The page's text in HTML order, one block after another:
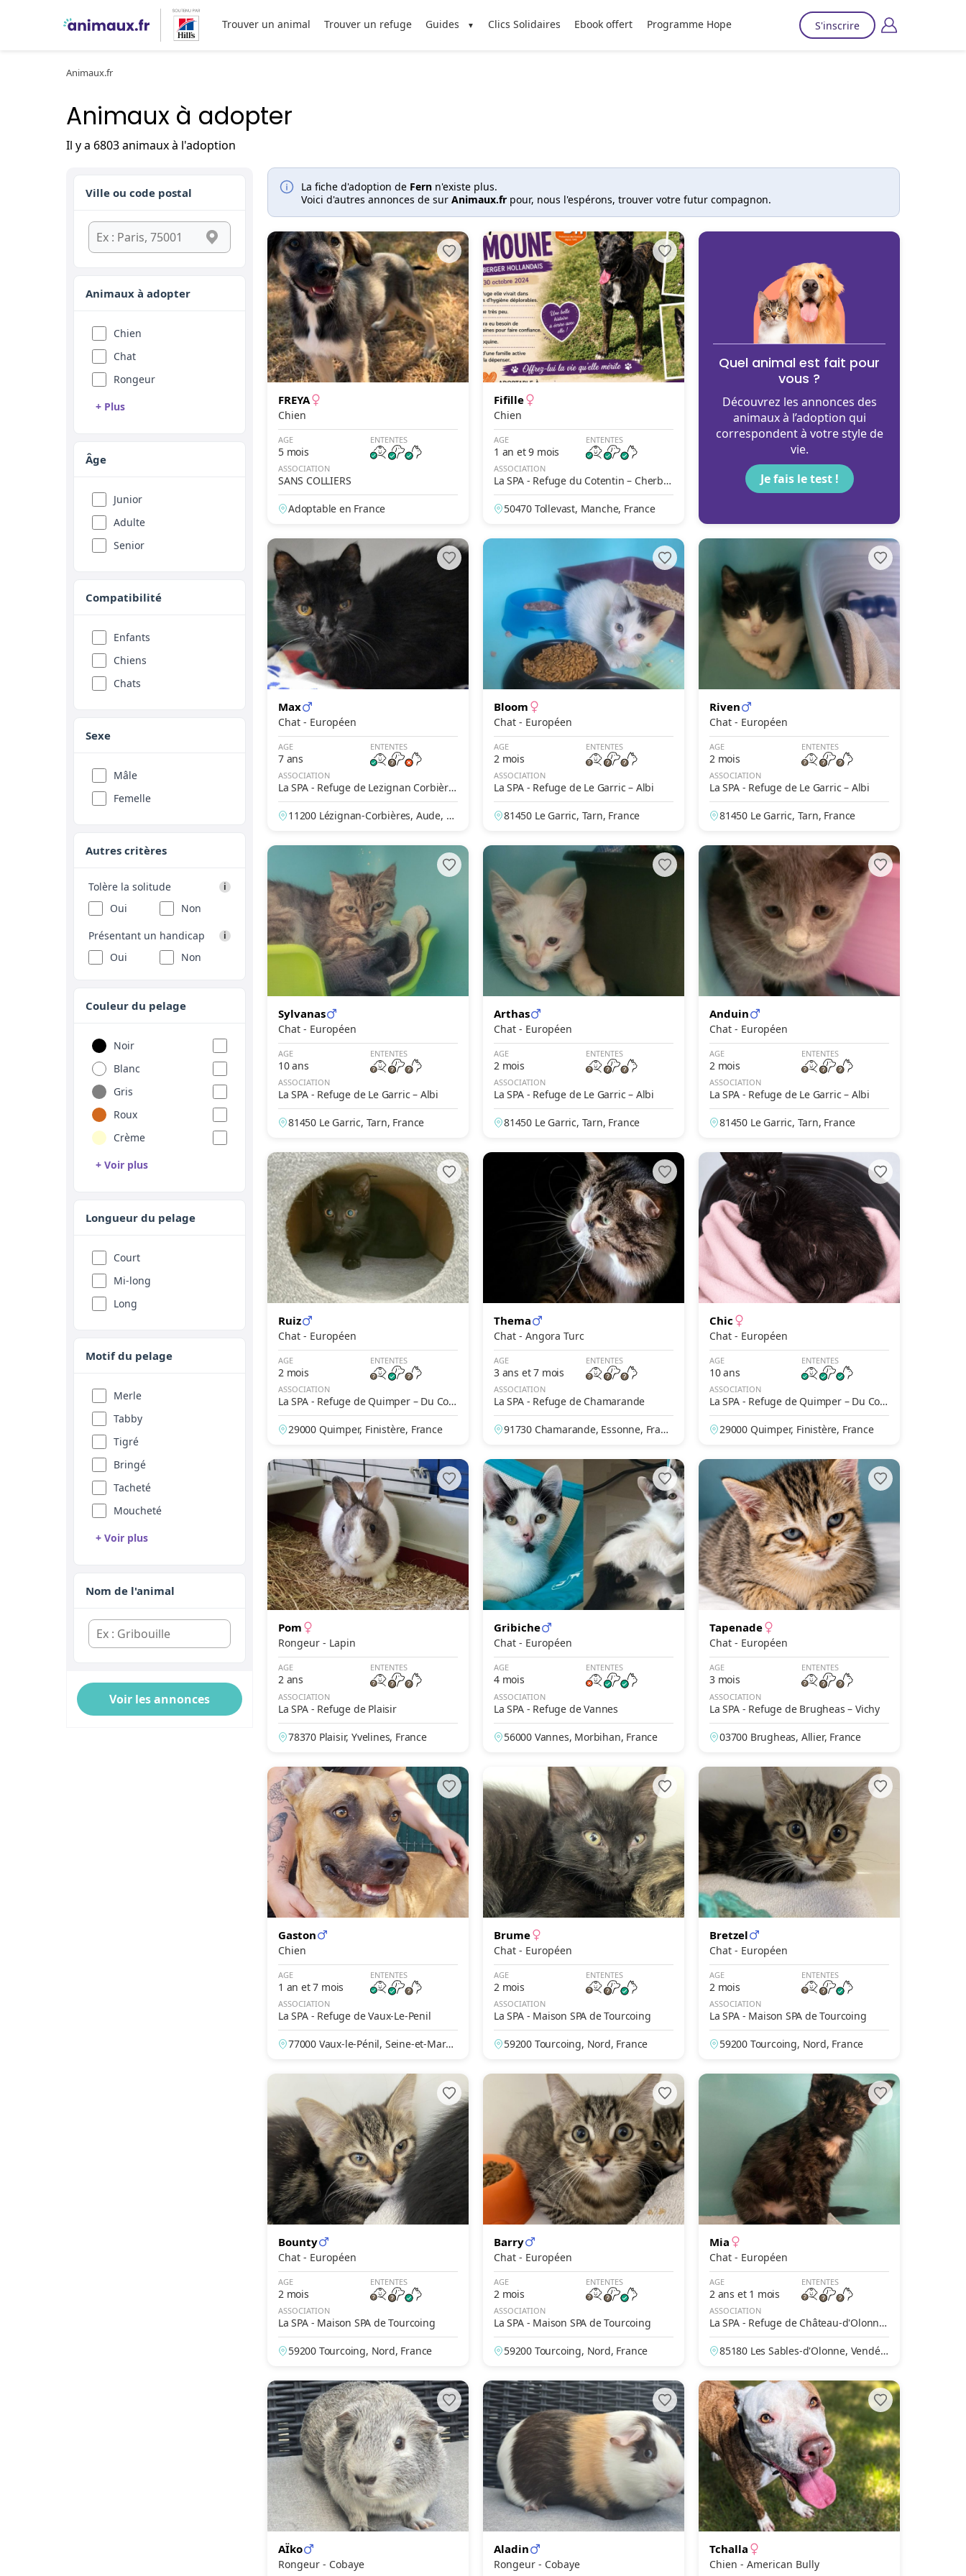
Trouver un animal Trouver un refuge Guides Clics Solidaires Ebook offert Programme Hope S'inscrire
Animaux.fr
Animaux à adopter
Il y a 6803 animaux à l'adoption
Ville ou code postal
Animaux à adopter
Chien
Chat
Rongeur
+ Plus
Equidé
Âge
Junior
Adulte
Senior
Compatibilité
Enfants
Chiens
Chats
Sexe
Mâle
Femelle
Autres critères
Tolère la solitude i
Oui
Non
Présentant un handicap
i
Oui Non
Couleur du pelage
Noir
Blanc
Gris
Roux
Crème
+ Voir plus
Chocolat
Lilas
Cannelle
Fauve
Rouge
Fawn
Feu
Seal
Silver
Golden
Champagne
Platine
Longueur du pelage
Court
Mi-long
Long
Motif du pelage
Merle
Tabby
Tigré
Bringé
Tacheté
Moucheté
+ Voir plus
Arlequin
Écaille de tortue
Tricolore
Nom de l'animal
La fiche d'adoption de Fern n'existe plus.
Voici d'autres annonces de sur Animaux.fr pour, nous l'espérons, trouver votre futur compagnon.
FREYA
Chien
AGE
5 mois
ENTENTES
ASSOCIATION
SANS COLLIERS
Adoptable en France
Fifille
Chien
AGE
1 an et 9 mois
ENTENTES
ASSOCIATION
La SPA - Refuge du Cotentin – Cherbo
urg
50470 Tollevast, Manche, France
Quel animal est fait pour
vous ?
Découvrez les annonces des
animaux à l’adoption qui
correspondent à votre style de
vie.
Je fais le test !
Max
Chat - Européen
AGE
7 ans
ENTENTES
ASSOCIATION
La SPA - Refuge de Lezignan Corbière
s
11200 Lézignan-Corbières, Aude, Fr
Bloom
Chat - Européen
AGE
2 mois
ENTENTES
ASSOCIATION
La SPA - Refuge de Le Garric – Albi
81450 Le Garric, Tarn, France
Riven
Chat - Européen
AGE
2 mois
ENTENTES
ASSOCIATION
La SPA - Refuge de Le Garric – Albi
81450 Le Garric, Tarn, France
Sylvanas
Chat - Européen
AGE
10 ans
ENTENTES
ASSOCIATION
La SPA - Refuge de Le Garric – Albi
81450 Le Garric, Tarn, France
Arthas
Chat - Européen
AGE
2 mois
ENTENTES
ASSOCIATION
La SPA - Refuge de Le Garric – Albi
81450 Le Garric, Tarn, France
Anduin
Chat - Européen
AGE
2 mois
ENTENTES
ASSOCIATION
La SPA - Refuge de Le Garric – Albi
81450 Le Garric, Tarn, France
Ruiz
Chat - Européen
AGE
2 mois
ENTENTES
ASSOCIATION
La SPA - Refuge de Quimper – Du Cor
niguel
29000 Quimper, Finistère, France
Thema
Chat - Angora Turc
AGE
3 ans et 7 mois
ENTENTES
ASSOCIATION
La SPA - Refuge de Chamarande
91730 Chamarande, Essonne, Franc
Chic
Chat - Européen
AGE
10 ans
ENTENTES
ASSOCIATION
La SPA - Refuge de Quimper – Du Cor
niguel
29000 Quimper, Finistère, France
Pom
Rongeur - Lapin
AGE
2 ans
ENTENTES
ASSOCIATION
La SPA - Refuge de Plaisir
78370 Plaisir, Yvelines, France
Gribiche
Chat - Européen
AGE
4 mois
ENTENTES
ASSOCIATION
La SPA - Refuge de Vannes
56000 Vannes, Morbihan, France
Tapenade
Chat - Européen
AGE
3 mois
ENTENTES
ASSOCIATION
La SPA - Refuge de Brugheas – Vichy
03700 Brugheas, Allier, France
Gaston
Chien
AGE
1 an et 7 mois
ENTENTES
ASSOCIATION
La SPA - Refuge de Vaux-Le-Penil
77000 Vaux-le-Pénil, Seine-et-Marn
Brume
Chat - Européen
AGE
2 mois
ENTENTES
ASSOCIATION
La SPA - Maison SPA de Tourcoing
59200 Tourcoing, Nord, France
Bretzel
Chat - Européen
AGE
2 mois
ENTENTES
ASSOCIATION
La SPA - Maison SPA de Tourcoing
59200 Tourcoing, Nord, France
Bounty
Chat - Européen
AGE
2 mois
ENTENTES
ASSOCIATION
La SPA - Maison SPA de Tourcoing
59200 Tourcoing, Nord, France
Barry
Chat - Européen
AGE
2 mois
ENTENTES
ASSOCIATION
La SPA - Maison SPA de Tourcoing
59200 Tourcoing, Nord, France
Mia
Chat - Européen
AGE
2 ans et 1 mois
ENTENTES
ASSOCIATION
La SPA - Refuge de Château-d'Olonne
– Les Petites Prises
85180 Les Sables-d'Olonne, Vendée,
AÏko
Rongeur - Cobaye
Aladin
Rongeur - Cobaye
Tchalla
Chien - American Bully